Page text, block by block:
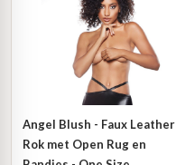
Angel Blush - Faux Leather
Rok met Open Rug en